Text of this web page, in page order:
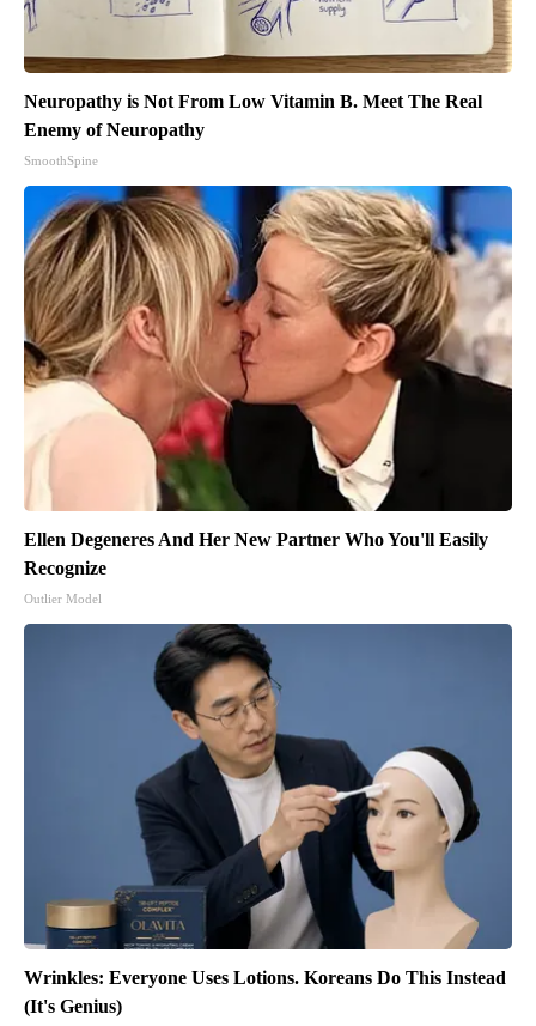
Neuropathy is Not From Low Vitamin B. Meet The Real
Enemy of Neuropathy
SmoothSpine
Ellen Degeneres And Her New Partner Who You'll Easily
Recognize
Outlier Model
Wrinkles: Everyone Uses Lotions. Koreans Do This Instead
(It's Genius)